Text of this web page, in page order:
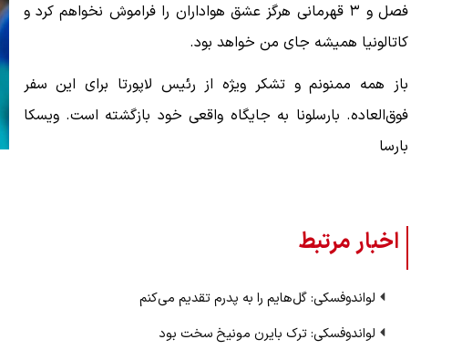
فصل و ۳ قهرمانی هرگز عشق هواداران را فراموش نخواهم کرد و
کاتالونیا همیشه جای من خواهد بود.
باز همه ممنونم و تشکر ویژه از رئیس لاپورتا برای این سفر
فوق‌العاده. بارسلونا به جایگاه واقعی خود بازگشته است. ویسکا
بارسا
اخبار مرتبط
لواندوفسکی: گل‌هایم را به پدرم تقدیم می‌کنم
لواندوفسکی: ترک بایرن مونیخ سخت بود